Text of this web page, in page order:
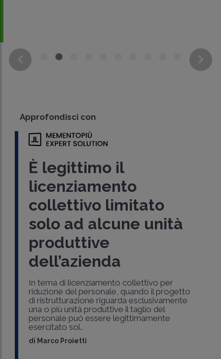
Approfondisci con
È legittimo il
licenziamento
collettivo limitato
solo ad alcune unità
produttive
dell’azienda
In tema di licenziamento collettivo per
riduzione del personale, quando il progetto
di ristrutturazione riguarda esclusivamente
una o più unità produttive il taglio del
personale può essere legittimamente
esercitato sol..
di Marco Proietti